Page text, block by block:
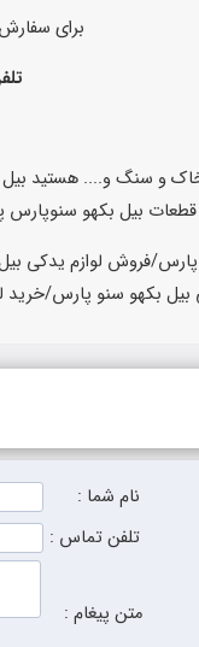
برای
و سنگ و.... هستید
قطعات بیل بکهو
فروش لوازم یدکی
بیل بکهو سنو پارس/
نام شما :
تلفن تماس :
متن پیغام :